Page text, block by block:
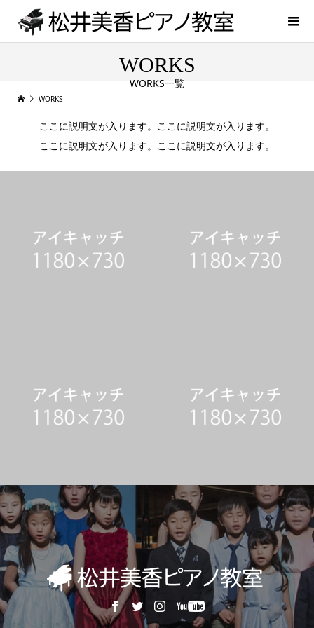
WORKS
WORKS一覧
WORKS
ここに説明文が入ります。ここに説明文が入ります。
ここに説明文が入ります。ここに説明文が入ります。
WORKSサンプル2 WORKSサンプル1